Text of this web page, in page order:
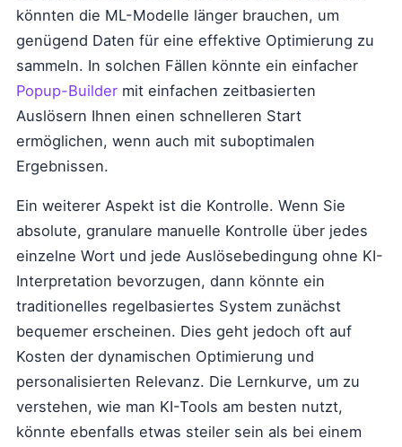
könnten die ML-Modelle länger brauchen, um
genügend Daten für eine effektive Optimierung zu
sammeln. In solchen Fällen könnte ein einfacher
Popup-Builder mit einfachen zeitbasierten
Auslösern Ihnen einen schnelleren Start
ermöglichen, wenn auch mit suboptimalen
Ergebnissen.
Ein weiterer Aspekt ist die Kontrolle. Wenn Sie
absolute, granulare manuelle Kontrolle über jedes
einzelne Wort und jede Auslösebedingung ohne KI-
Interpretation bevorzugen, dann könnte ein
traditionelles regelbasiertes System zunächst
bequemer erscheinen. Dies geht jedoch oft auf
Kosten der dynamischen Optimierung und
personalisierten Relevanz. Die Lernkurve, um zu
verstehen, wie man KI-Tools am besten nutzt,
könnte ebenfalls etwas steiler sein als bei einem